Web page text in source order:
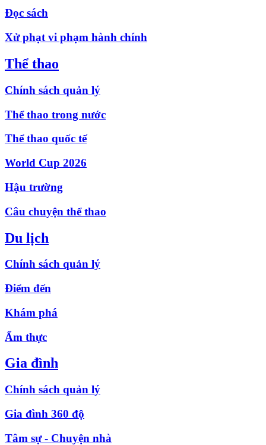
Đọc sách
Xử phạt vi phạm hành chính
Thể thao
Chính sách quản lý
Thể thao trong nước
Thể thao quốc tế
World Cup 2026
Hậu trường
Câu chuyện thể thao
Du lịch
Chính sách quản lý
Điểm đến
Khám phá
Ẩm thực
Gia đình
Chính sách quản lý
Gia đình 360 độ
Tâm sự - Chuyện nhà